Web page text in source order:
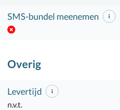
SMS-bundel meenemen
Overig
Levertijd
n.v.t.